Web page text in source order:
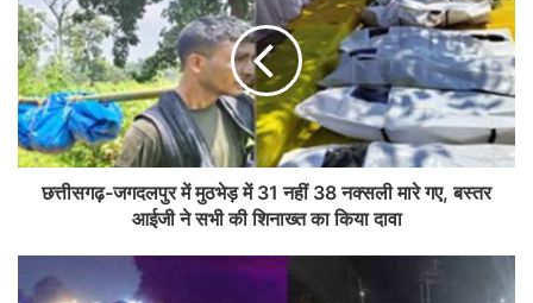
छत्तीसगढ़-जगदलपुर में मुठभेड़ में 31 नहीं 38 नक्सली मारे गए, बस्तर
आईजी ने सभी की शिनाख्त का किया दावा